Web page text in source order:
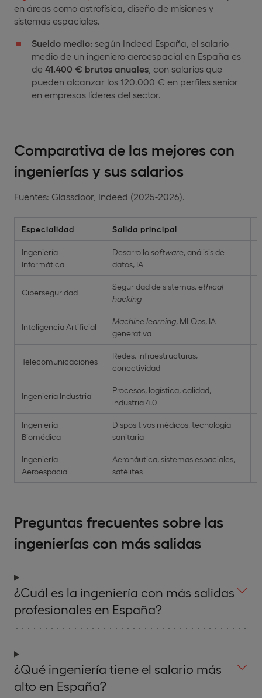
en áreas como astrofísica, diseño de misiones y
sistemas espaciales.
Sueldo medio: según Indeed España, el salario
medio de un ingeniero aeroespacial en España es
de 41.400 € brutos anuales , con salarios que
pueden alcanzar los 120.000 € en perfiles senior
en empresas líderes del sector.
Comparativa de las mejores con
ingenierías y sus salarios
Fuentes: Glassdoor, Indeed (2025-2026).
Especialidad Salida principal
Ingeniería
Informática
Desarrollosoftware, análisis de
datos, IA
Ciberseguridad
Seguridad de sistemas,ethical
hacking
Inteligencia Artificial
Machine learning, MLOps, IA
generativa
Telecomunicaciones
Redes, infraestructuras,
conectividad
Ingeniería Industrial
Procesos, logística, calidad,
industria 4.0
Ingeniería
Biomédica
Dispositivos médicos, tecnología
sanitaria
Ingeniería
Aeroespacial
Aeronáutica, sistemas espaciales,
satélites
Preguntas frecuentes sobre las
ingenierías con más salidas
¿Cuál es la ingeniería con más salidas
profesionales en España?
¿Qué ingeniería tiene el salario más
alto en España?